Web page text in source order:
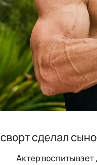
сделал
Актер воспитывает